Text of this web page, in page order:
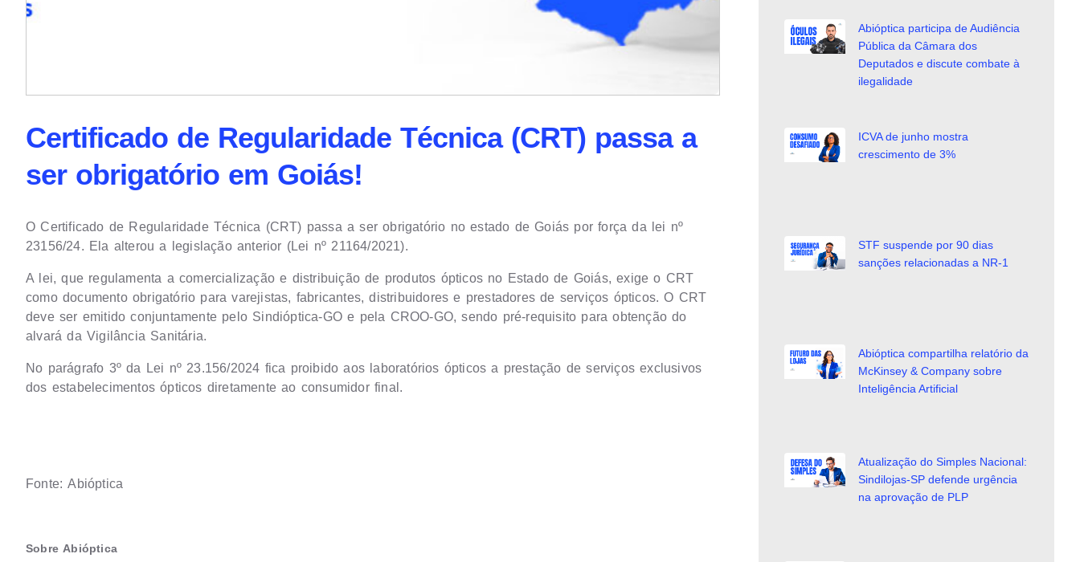
Certificado de Regularidade Técnica (CRT) passa a
ser obrigatório em Goiás!
O Certificado de Regularidade Técnica (CRT) passa a ser obrigatório no estado de Goiás por força da lei nº
23156/24. Ela alterou a legislação anterior (Lei nº 21164/2021).
A lei, que regulamenta a comercialização e distribuição de produtos ópticos no Estado de Goiás, exige o CRT
como documento obrigatório para varejistas, fabricantes, distribuidores e prestadores de serviços ópticos. O CRT
deve ser emitido conjuntamente pelo Sindióptica-GO e pela CROO-GO, sendo pré-requisito para obtenção do
alvará da Vigilância Sanitária.
No parágrafo 3º da Lei nº 23.156/2024 fica proibido aos laboratórios ópticos a prestação de serviços exclusivos
dos estabelecimentos ópticos diretamente ao consumidor final.
Fonte:Abióptica
Sobre Abióptica
Abióptica participa de Audiência
Pública da Câmara dos
Deputados e discute combate à
ilegalidade
ICVA de junho mostra
crescimento de 3%
STF suspende por 90 dias
sanções relacionadas a NR-1
Abióptica compartilha relatório da
McKinsey & Company sobre
Inteligência Artificial
Atualização do Simples Nacional:
Sindilojas-SP defende urgência
na aprovação de PLP